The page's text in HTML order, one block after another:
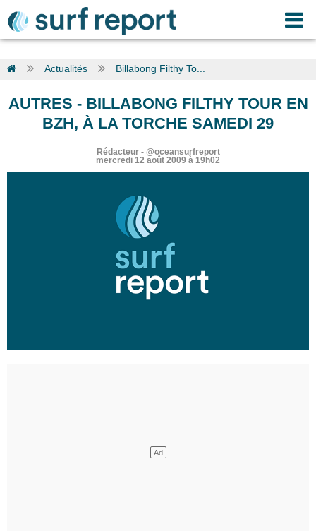
Actualités Billabong Filthy To...
AUTRES - BILLABONG FILTHY TOUR EN
BZH, À LA TORCHE SAMEDI 29
Rédacteur- @oceansurfreport
mercredi 12 août 2009 à 19h02